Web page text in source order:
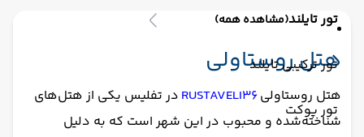
تور تایلند(مشاهده همه)
تور ترکیبی تایلند
تور پوکت
هتل روستاولی
هتل روستاولیRUSTAVELI36 در تفلیس یکی از هتل‌های
شناخته‌شده و محبوب در این شهر است که به دلیل